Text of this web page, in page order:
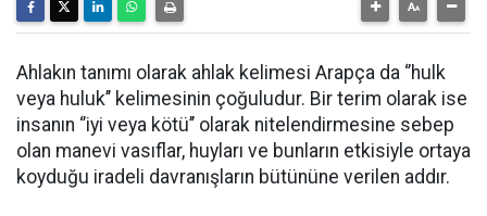
Ahlakın tanımı olarak ahlak kelimesi Arapça da ‘’hulk
veya huluk’’ kelimesinin çoğuludur. Bir terim olarak ise
insanın ‘’iyi veya kötü’’ olarak nitelendirmesine sebep
olan manevi vasıflar, huyları ve bunların etkisiyle ortaya
koyduğu iradeli davranışların bütününe verilen addır.